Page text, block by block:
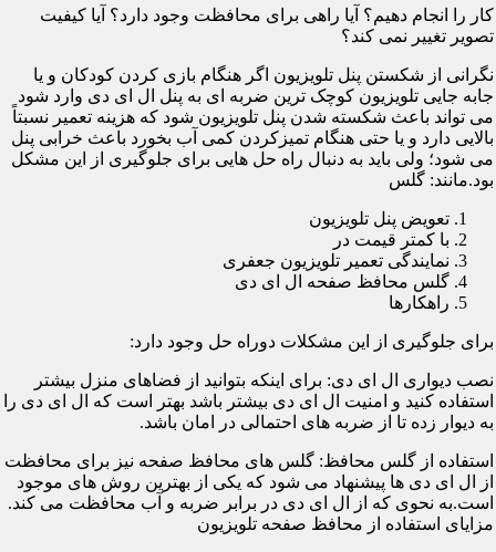
کار را انجام دهیم؟ آیا راهی برای محافظت وجود دارد؟ آیا کیفیت
تصویر تغییر نمی کند؟
نگرانی از شکستن پنل تلویزیون اگر هنگام بازی کردن کودکان و یا
جابه جایی تلویزیون کوچک ترین ضربه ای به پنل ال ای دی وارد شود
می تواند باعث شکسته شدن پنل تلویزیون شود که هزینه تعمیر نسبتاً
بالایی دارد و یا حتی هنگام تمیزکردن کمی آب بخورد باعث خرابی پنل
می شود؛ ولی باید به دنبال راه حل هایی برای جلوگیری از این مشکل
بود.مانند: گلس
تعویض پنل تلویزیون
با کمتر قیمت در
نمایندگی تعمیر تلویزیون جعفری
گلس محافظ صفحه ال ای دی
راهکارها
برای جلوگیری از این مشکلات دوراه حل وجود دارد:
نصب دیواری ال ای دی: برای اینکه بتوانید از فضاهای منزل بیشتر
استفاده کنید و امنیت ال ای دی بیشتر باشد بهتر است که ال ای دی را
به دیوار زده تا از ضربه های احتمالی در امان باشد.
استفاده از گلس محافظ: گلس های محافظ صفحه نیز برای محافظت
از ال ای دی ها پیشنهاد می شود که یکی از بهترین روش های موجود
است.به نحوی که از ال ای دی در برابر ضربه و آب محافظت می کند.
مزایای استفاده از محافظ صفحه تلویزیون